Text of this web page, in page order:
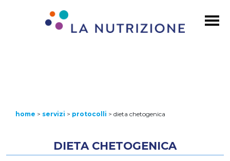
home > servizi > protocolli > dieta chetogenica
DIETA CHETOGENICA